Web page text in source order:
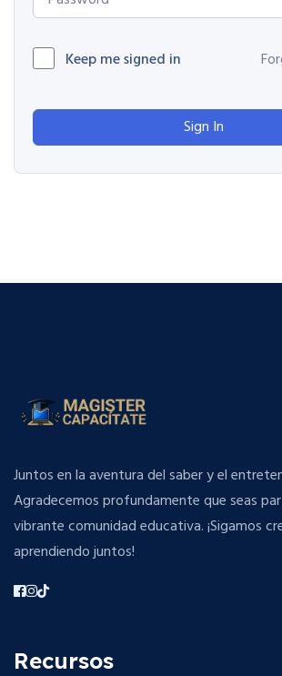
Keep me signed in
Sign In
Juntos en la aventura del saber y el
Agradecemos profundamente que seas
vibrante comunidad educativa. ¡Sigamos
aprendiendo juntos!
Recursos